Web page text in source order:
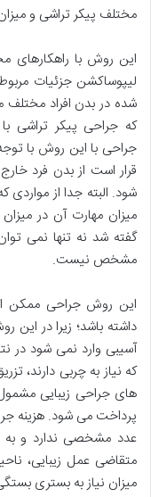
مختلف پیکر تراشی و
این روش با راهکارهای
لیپوساکشن جزئیات
شده در بدن افراد
که جراحی پیکر تراشی
جراحی با این روش با
قرار است از بدن فرد
شود. البته جدا از
میزان مهارت آن در
گفته شد نه تنها نمی
مشخص نیست.
این روش جراحی ممکن
داشته باشد؛ زیرا در
آسیبی وارد نمی شود در
که نیاز به چربی دارند،
های جراحی زیبایی
پرداخت می شود. هزینه
عدد مشخصی ندارد و به
متقاضی عمل زیبایی،
میزان نیاز به بستری